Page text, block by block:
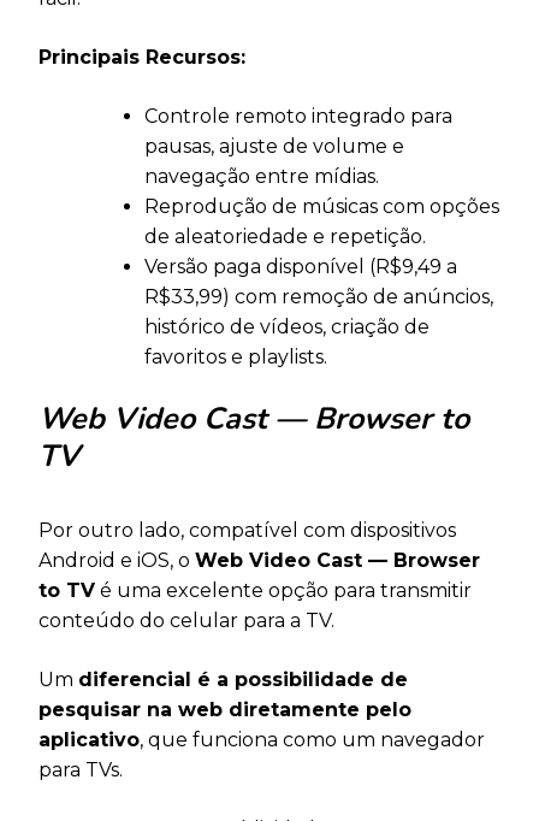
Principais Recursos:
Controle remoto integrado para
pausas, ajuste de volume e
navegação entre mídias.
Reprodução de músicas com opções
de aleatoriedade e repetição.
Versão paga disponível (R$9,49 a
R$33,99) com remoção de anúncios,
histórico de vídeos, criação de
favoritos e playlists.
Web Video Cast — Browser to
TV
Por outro lado, compatível com dispositivos
Android e iOS, o Web Video Cast — Browser
to TV é uma excelente opção para transmitir
conteúdo do celular para a TV.
Um diferencial é a possibilidade de
pesquisar na web diretamente pelo
aplicativo, que funciona como um navegador
para TVs.